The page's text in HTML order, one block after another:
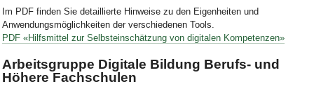
Im PDF finden Sie detaillierte Hinweise zu den Eigenheiten und
Anwendungsmöglichkeiten der verschiedenen Tools.
PDF «Hilfsmittel zur Selbsteinschätzung von digitalen Kompetenzen»
Arbeitsgruppe Digitale Bildung Berufs- und
Höhere Fachschulen